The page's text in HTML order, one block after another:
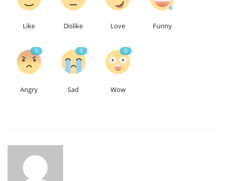
Like Dislike Love Funny
0
Angry
0
Sad
0
Wow